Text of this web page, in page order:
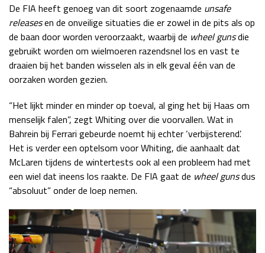
GP QATAR 2026 27 - 29 nov
Kwalificatie
Race
zo 17:00 - 19:00
De FIA heeft genoeg van dit soort zogenaamde unsafe
releasesen de onveilige situaties die er zowel in de pits als op
de baan door worden veroorzaakt, waarbij de wheel gunsdie
gebruikt worden om wielmoeren razendsnel los en vast te
draaien bij het banden wisselen als in elk geval één van de
oorzaken worden gezien.
“Het lijkt minder en minder op toeval, al ging het bij Haas om
menselijk falen”, zegt Whiting over die voorvallen. Wat in
Bahrein bij Ferrari gebeurde noemt hij echter ‘verbijsterend’.
Het is verder een optelsom voor Whiting, die aanhaalt dat
McLaren tijdens de wintertests ook al een probleem had met
een wiel dat ineens los raakte. De FIA gaat de wheel gunsdus
“absoluut” onder de loep nemen.